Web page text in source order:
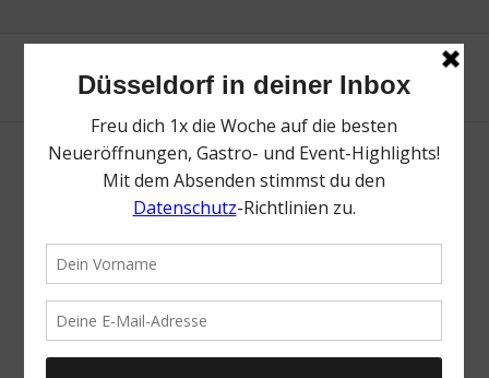
Berghütte Auszeit Blick
17. März 2018 /